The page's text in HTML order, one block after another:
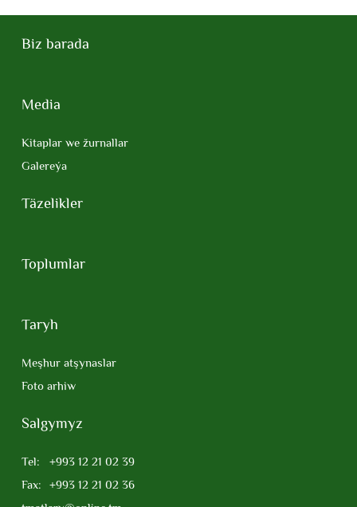
Biz barada
Media
Kitaplar we žurnallar
Galereýa
Täzelikler
Toplumlar
Taryh
Meşhur atşynaslar
Foto arhiw
Salgymyz
Tel:
+993 12 21 02 39
Fax: +993 12 21 02 36